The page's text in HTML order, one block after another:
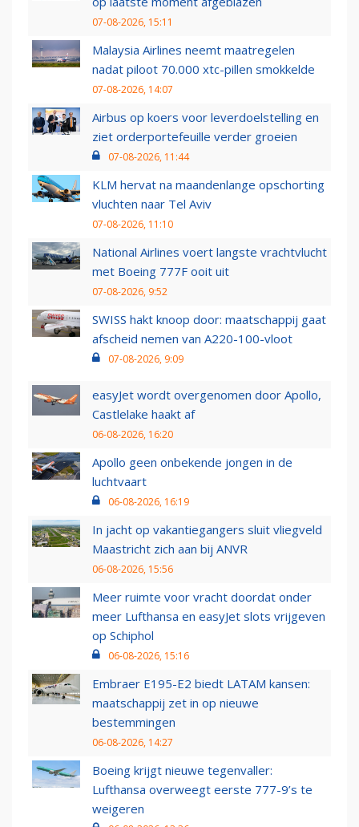
07-08-2026, 15:11
Malaysia Airlines neemt maatregelen
nadat piloot 70.000 xtc-pillen smokkelde
07-08-2026, 14:07
Airbus op koers voor leverdoelstelling en
ziet orderportefeuille verder groeien
07-08-2026, 11:44
KLM hervat na maandenlange opschorting
vluchten naar Tel Aviv
07-08-2026, 11:10
National Airlines voert langste vrachtvlucht
met Boeing 777F ooit uit
07-08-2026, 9:52
SWISS hakt knoop door: maatschappij gaat
afscheid nemen van A220-100-vloot
07-08-2026, 9:09
easyJet wordt overgenomen door Apollo,
Castlelake haakt af
06-08-2026, 16:20
Apollo geen onbekende jongen in de
luchtvaart
06-08-2026, 16:19
In jacht op vakantiegangers sluit vliegveld
Maastricht zich aan bij ANVR
06-08-2026, 15:56
Meer ruimte voor vracht doordat onder
meer Lufthansa en easyJet slots vrijgeven
op Schiphol
06-08-2026, 15:16
Embraer E195-E2 biedt LATAM kansen:
maatschappij zet in op nieuwe
bestemmingen
06-08-2026, 14:27
Boeing krijgt nieuwe tegenvaller:
Lufthansa overweegt eerste 777-9’s te
weigeren